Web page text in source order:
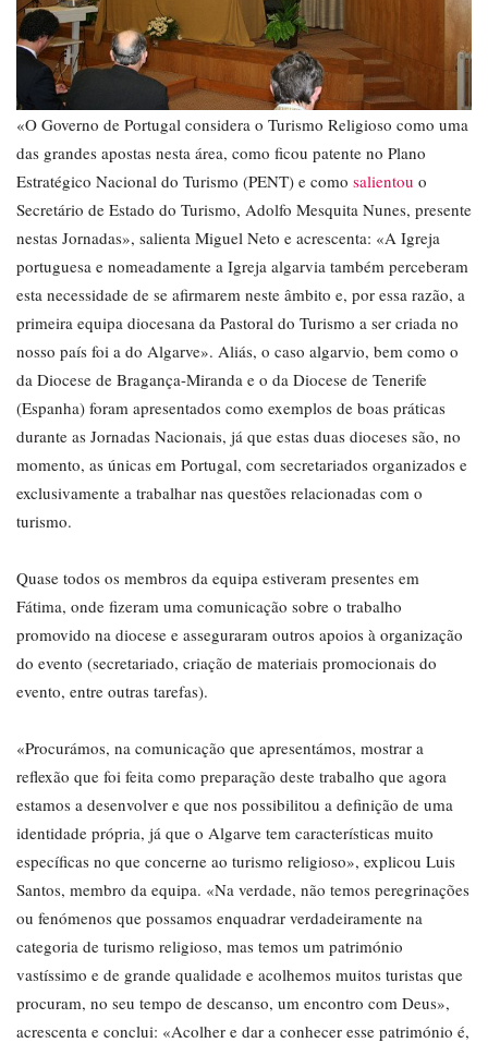
«O Governo de Portugal considera o Turismo Religioso como uma
das grandes apostas nesta área, como ficou patente no Plano
Estratégico Nacional do Turismo (PENT) e como salientou o
Secretário de Estado do Turismo, Adolfo Mesquita Nunes, presente
nestas Jornadas», salienta Miguel Neto e acrescenta: «A Igreja
portuguesa e nomeadamente a Igreja algarvia também perceberam
esta necessidade de se afirmarem neste âmbito e, por essa razão, a
primeira equipa diocesana da Pastoral do Turismo a ser criada no
nosso país foi a do Algarve». Aliás, o caso algarvio, bem como o
da Diocese de Bragança-Miranda e o da Diocese de Tenerife
(Espanha) foram apresentados como exemplos de boas práticas
durante as Jornadas Nacionais, já que estas duas dioceses são, no
momento, as únicas em Portugal, com secretariados organizados e
exclusivamente a trabalhar nas questões relacionadas com o
turismo.
Quase todos os membros da equipa estiveram presentes em
Fátima, onde fizeram uma comunicação sobre o trabalho
promovido na diocese e asseguraram outros apoios à organização
do evento (secretariado, criação de materiais promocionais do
evento, entre outras tarefas).
«Procurámos, na comunicação que apresentámos, mostrar a
reflexão que foi feita como preparação deste trabalho que agora
estamos a desenvolver e que nos possibilitou a definição de uma
identidade própria, já que o Algarve tem características muito
específicas no que concerne ao turismo religioso», explicou Luis
Santos, membro da equipa. «Na verdade, não temos peregrinações
ou fenómenos que possamos enquadrar verdadeiramente na
categoria de turismo religioso, mas temos um património
vastíssimo e de grande qualidade e acolhemos muitos turistas que
procuram, no seu tempo de descanso, um encontro com Deus»,
acrescenta e conclui: «Acolher e dar a conhecer esse património é,